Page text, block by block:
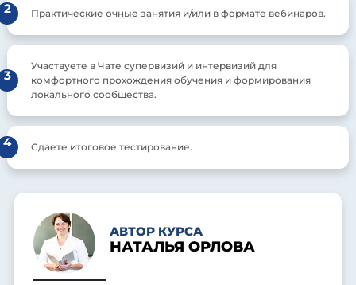
2 Практические очные занятия и/или в формате вебинаров.
3
Участвуете в Чате супервизий и интервизий для
комфортного прохождения обучения и формирования
локального сообщества.
4 Сдаете итоговое тестирование.
АВТОР КУРСА
НАТАЛЬЯ ОРЛОВА